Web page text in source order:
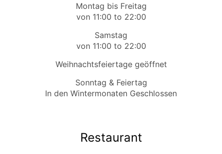
Montag bis Freitag
von 11:00 to 22:00
Samstag
von 11:00 to 22:00
Weihnachtsfeiertage geöffnet
Sonntag & Feiertag
In den Wintermonaten Geschlossen
Restaurant